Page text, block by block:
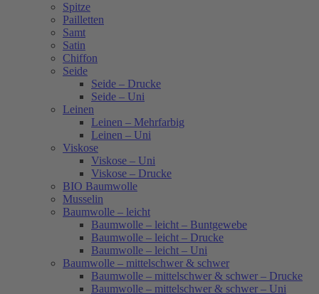
Spitze
Pailletten
Samt
Satin
Chiffon
Seide
Seide – Drucke
Seide – Uni
Leinen
Leinen – Mehrfarbig
Leinen – Uni
Viskose
Viskose – Uni
Viskose – Drucke
BIO Baumwolle
Musselin
Baumwolle – leicht
Baumwolle – leicht – Buntgewebe
Baumwolle – leicht – Drucke
Baumwolle – leicht – Uni
Baumwolle – mittelschwer & schwer
Baumwolle – mittelschwer & schwer – Drucke
Baumwolle – mittelschwer & schwer – Uni